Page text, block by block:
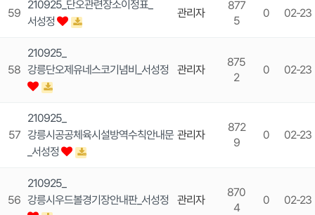
59
210925_단오관련장소이정표_
서성정
관리자
877
5
0 02-23
58
210925_
강릉단오제유네스코기념비_서성정
관리자
875
2
0 02-23
57
210925_
강릉시공공체육시설방역수칙안내문
_서성정
관리자
872
9
0 02-23
56
210925_
강릉시우드볼경기장안내판_서성정
관리자
870
4
0 02-23